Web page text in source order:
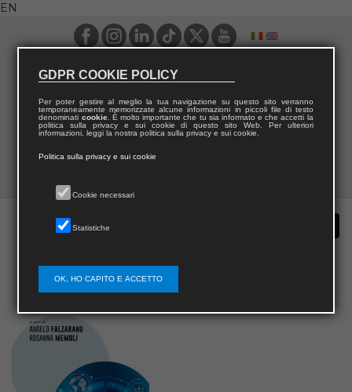
EN
GDPR COOKIE POLICY
Per poter gestire al meglio la tua navigazione su questo sito verranno
temporaneamente memorizzate alcune informazioni in piccoli file di testo
denominati cookie. È molto importante che tu sia informato e che accetti la
politica sulla privacy e sui cookie di questo sito Web. Per ulteriori
informazioni, leggi la nostra politica sulla privacy e sui cookie.
Politica sulla privacy e sui cookie
Cookie necessari
Statistiche
OK, HO CAPITO E ACCETTO